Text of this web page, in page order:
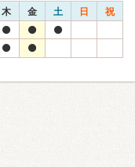
木 金 土 日 祝